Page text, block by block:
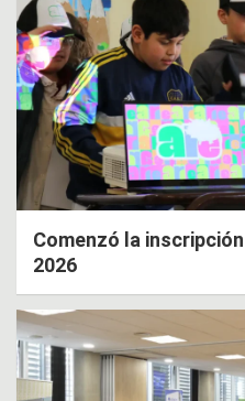
Comenzó la
2026